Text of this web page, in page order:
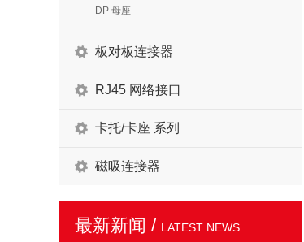
DP 母座
板对板连接器
RJ45 网络接口
卡托/卡座 系列
磁吸连接器
最新新闻 / LATEST NEWS